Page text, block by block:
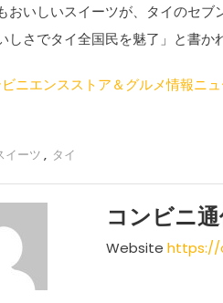
おいしいスイーツが、タイのセ
しさでタイ全国民を魅了」と書か
ニエンスストア＆グルメ情報ニ
イーツ , タイ
コンビニ通
Website https://